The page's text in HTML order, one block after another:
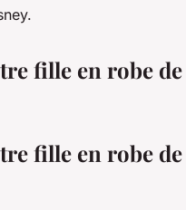
fille en robe de
fille en robe de